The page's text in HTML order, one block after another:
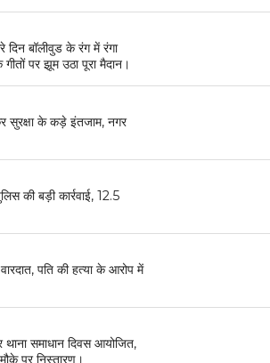
बॉलीवुड के रंग में रंगा
पर झूम उठा पूरा मैदान।
सुरक्षा के कड़े इंतजाम, नगर
की बड़ी कार्रवाई, 12.5
पति की हत्या के आरोप में
समाधान दिवस आयोजित,
पर निस्तारण।